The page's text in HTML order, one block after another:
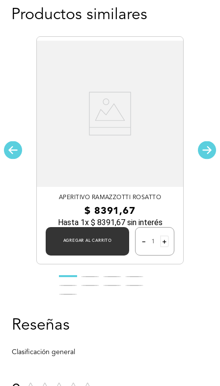
Productos similares
APERITIVO RAMAZZOTTI ROSATTO
$ 8391 ,67
Hasta 1x $ 8391,67sin interés
AGREGAR AL CARRITO ＋
－